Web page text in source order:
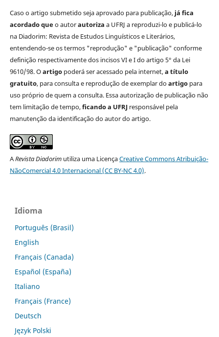
Caso o artigo submetido seja aprovado para publicação, já fica
acordado queo autorautoriza a UFRJ a reproduzi-lo e publicá-lo
na Diadorim: Revista de Estudos Linguísticos e Literários,
entendendo-se os termos "reprodução" e "publicação" conforme
definição respectivamente dos incisos VI e I do artigo 5° da Lei
9610/98. Oartigopoderá ser acessado pela internet,a título
gratuito, para consulta e reprodução de exemplar doartigopara
uso próprio de quem a consulta. Essa autorização de publicação não
tem limitação de tempo,ficando a UFRJresponsável pela
manutenção da identificação do autor do artigo.
ARevista Diadorimutiliza uma LicençaCreative Commons Atribuição-
NãoComercial 4.0 Internacional (CC BY-NC 4.0).
Idioma
Português (Brasil)
English
Français (Canada)
Español (España)
Italiano
Français (France)
Deutsch
Język Polski